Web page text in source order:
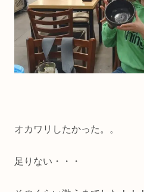
オカワリしたかった。。
足りない・・・